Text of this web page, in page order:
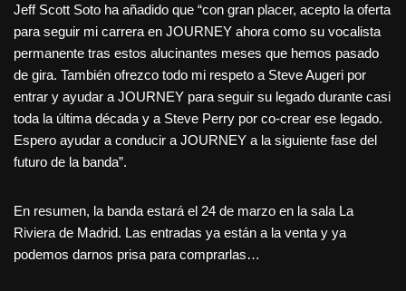
Jeff Scott Soto ha añadido que “con gran placer, acepto la oferta
para seguir mi carrera en JOURNEY ahora como su vocalista
permanente tras estos alucinantes meses que hemos pasado
de gira. También ofrezco todo mi respeto a Steve Augeri por
entrar y ayudar a JOURNEY para seguir su legado durante casi
toda la última década y a Steve Perry por co-crear ese legado.
Espero ayudar a conducir a JOURNEY a la siguiente fase del
futuro de la banda”.
En resumen, la banda estará el 24 de marzo en la sala La
Riviera de Madrid. Las entradas ya están a la venta y ya
podemos darnos prisa para comprarlas…